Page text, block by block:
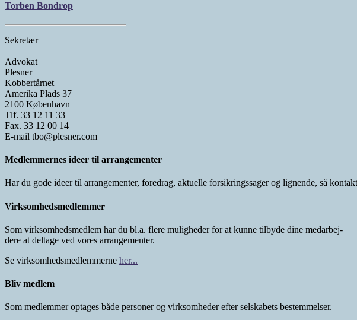
Torben Bondrop
Sekretær
Advokat
Plesner
Kobbertårnet
Amerika Plads 37
2100 København
Tlf. 33 12 11 33
Fax. 33 12 00 14
E-mail tbo@plesner.com
Medlemmernes ideer til arrangementer
Har du gode ideer til arrangementer, foredrag, aktuelle forsikringssager og lignende, så
Virksomhedsmedlemmer
Som virksomhedsmedlem har du bl.a. flere muligheder for at kunne tilbyde dine medarbej-
dere at deltage ved vores arrangementer.
Se virksomhedsmedlemmerne her...
Bliv medlem
Som medlemmer optages både personer og virksomheder efter selskabets bestemmelser.